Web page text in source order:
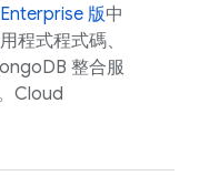
版中
程式程式碼、
整合服
Cloud